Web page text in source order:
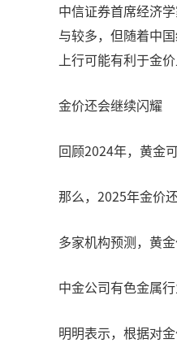
中信证券首席经济
与较多，但随着中
上行可能有利于金
金价还会继续闪耀
回顾2024年，黄金
那么，2025年金价
多家机构预测，黄
中金公司有色金属
明明表示，根据对